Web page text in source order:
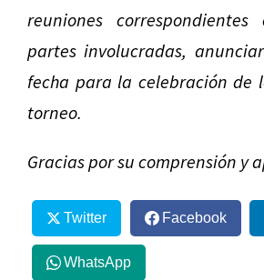
reuniones
partes involucradas,
fecha para la celebración de
torneo.
Gracias por su comprensión y
Twitter Facebook
WhatsApp